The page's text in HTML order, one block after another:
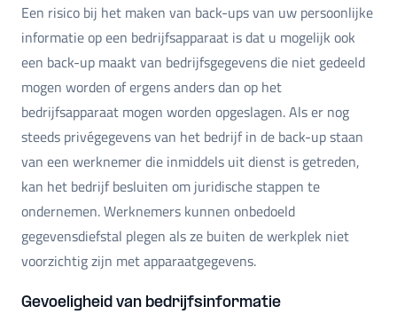
Een risico bij het maken van back-ups van uw persoonlijke
informatie op een bedrijfsapparaat is dat u mogelijk ook
een back-up maakt van bedrijfsgegevens die niet gedeeld
mogen worden of ergens anders dan op het
bedrijfsapparaat mogen worden opgeslagen. Als er nog
steeds privégegevens van het bedrijf in de back-up staan
van een werknemer die inmiddels uit dienst is getreden,
kan het bedrijf besluiten om juridische stappen te
ondernemen. Werknemers kunnen onbedoeld
gegevensdiefstal plegen als ze buiten de werkplek niet
voorzichtig zijn met apparaatgegevens.
Gevoeligheid van bedrijfsinformatie